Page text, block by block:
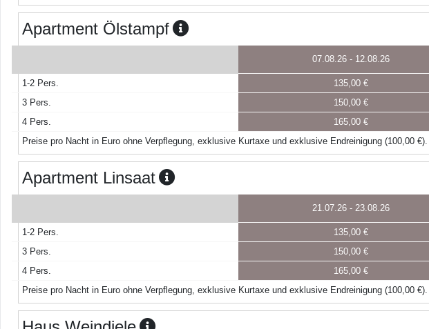
Apartment Ölstampf
07.08.26 - 12.08.26
1-2 Pers. 135,00 €
3 Pers.
150,00 €
4 Pers.
165,00 €
Preise pro Nacht in Euro ohne Verpflegung, exklusive Kurtaxe und exklusive Endreinigung (100,00 €).
Apartment Linsaat
21.07.26 - 23.08.26
1-2 Pers. 135,00 €
3 Pers.
150,00 €
4 Pers.
165,00 €
Preise pro Nacht in Euro ohne Verpflegung, exklusive Kurtaxe und exklusive Endreinigung (100,00 €).